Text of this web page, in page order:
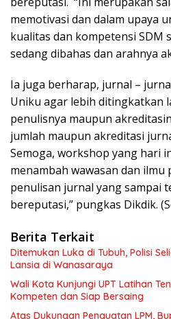
memotivasi dan dalam upaya
kualitas dan kompetensi SDM
sedang dibahas dan arahnya
Ia juga berharap, jurnal –
Uniku agar lebih ditingkatkan
penulisnya maupun
jumlah maupun akreditasi
Semoga, workshop yang hari
menambah wawasan dan
penulisan jurnal yang sampai
bereputasi,” pungkas Dikdik.
Berita Terkait
Ditemukan Luka di Tubuh, Polisi
Lansia di Wanasaraya
Wali Kota Kunjungi UPT Latihan
Kompeten dan Siap Bersaing
Atas Dukungan Penguatan LPM,